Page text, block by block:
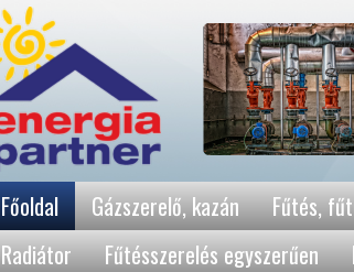
Főoldal Gázszerelő, kazán Fűtés,
Radiátor
Fűtésszerelés egyszerűen